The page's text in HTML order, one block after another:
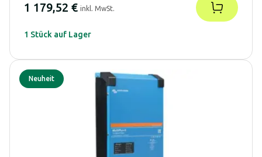
1 179,52 € inkl. MwSt.
1 Stück auf Lager
Neuheit